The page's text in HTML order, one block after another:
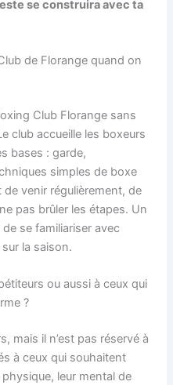
se construira avec ta
de Florange quand on
Club Florange sans
club accueille les boxeurs
bases : garde,
simples de boxe
venir régulièrement, de
pas brûler les étapes. Un
se familiariser avec
sur la saison.
ou aussi à ceux qui
?
mais il n’est pas réservé à
à ceux qui souhaitent
leur mental de